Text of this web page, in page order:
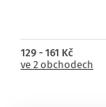
129 - 161 Kč
ve 2 obchodech